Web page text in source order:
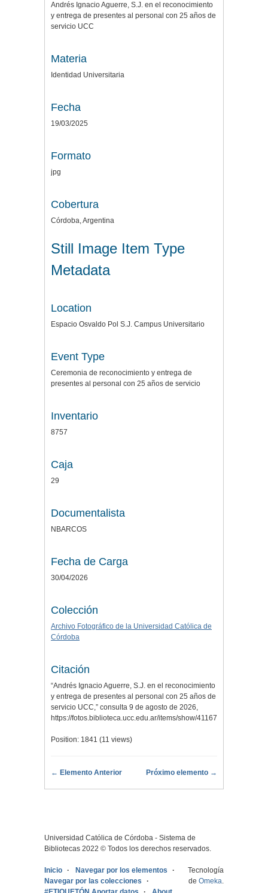
Andrés Ignacio Aguerre, S.J. en el reconocimiento
y entrega de presentes al personal con 25 años de
servicio UCC
Materia
Identidad Universitaria
Fecha
19/03/2025
Formato
jpg
Cobertura
Córdoba, Argentina
Still Image Item Type
Metadata
Location
Espacio Osvaldo Pol S.J. Campus Universitario
Event Type
Ceremonia de reconocimiento y entrega de
presentes al personal con 25 años de servicio
Inventario
8757
Caja
29
Documentalista
NBARCOS
Fecha de Carga
30/04/2026
Colección
Archivo Fotográfico de la Universidad Católica de
Córdoba
Citación
“Andrés Ignacio Aguerre, S.J. en el reconocimiento
y entrega de presentes al personal con 25 años de
servicio UCC,” consulta 9 de agosto de 2026,
https://fotos.biblioteca.ucc.edu.ar/items/show/41167
Position: 1841 (11 views)
← Elemento Anterior Próximo elemento →
Universidad Católica de Córdoba - Sistema de
Bibliotecas 2022 © Todos los derechos reservados.
Inicio
Navegar por los elementos
Navegar por las colecciones
Tecnología
de Omeka.